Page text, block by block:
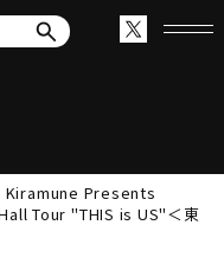
Kiramune Presents
Tour "THIS is US"＜東